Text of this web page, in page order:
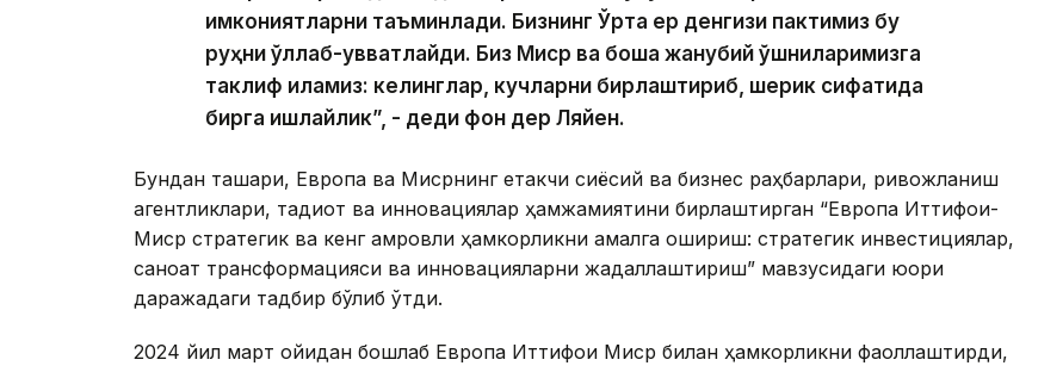
имкониятларни таъминлади. Бизнинг Ўрта ер денгизи пактимиз бу
руҳни қўллаб-қувватлайди. Биз Миср ва бошқа жанубий қўшниларимизга
таклиф қиламиз: келинглар, кучларни бирлаштириб, шерик сифатида
бирга ишлайлик”, - деди фон дер Ляйен.
Бундан ташқари, Европа ва Мисрнинг етакчи сиёсий ва бизнес раҳбарлари, ривожланиш
агентликлари, тадқиқот ва инновациялар ҳамжамиятини бирлаштирган “Европа Иттифоқи-
Миср стратегик ва кенг қамровли ҳамкорликни амалга ошириш: стратегик инвестициялар,
саноат трансформацияси ва инновацияларни жадаллаштириш” мавзусидаги юқори
даражадаги тадбир бўлиб ўтди.
2024 йил март ойидан бошлаб Европа Иттифоқи Миср билан ҳамкорликни фаоллаштирди,